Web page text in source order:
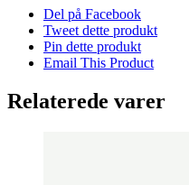
Del på Facebook
Tweet dette produkt
Pin dette produkt
Email This Product
Relaterede varer